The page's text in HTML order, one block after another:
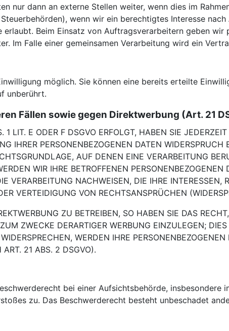
nur dann an externe Stellen weiter, wenn dies im
wenn wir ein berechtigtes Interesse
Beim Einsatz von Auftragsverarbeitern geben wir
Im Falle einer gemeinsamen Verarbeitung wird ein
möglich. Sie können eine bereits erteilte
unberührt.
Fällen sowie gegen Direktwerbung (Art. 21
LIT. E ODER F DSGVO ERFOLGT, HABEN SIE
IHRER PERSONENBEZOGENEN DATEN
AUF DENEN EINE VERARBEITUNG
WIR IHRE BETROFFENEN
VERARBEITUNG NACHWEISEN, DIE IHRE INTERESSEN,
VERTEIDIGUNG VON RECHTSANSPRÜCHEN
ZU BETREIBEN, SO HABEN SIE DAS
ZWECKE DERARTIGER WERBUNG EINZULEGEN;
WERDEN IHRE
ART. 21 ABS. 2 DSGVO).
bei einer Aufsichtsbehörde, insbesondere
zu. Das Beschwerderecht besteht unbeschadet